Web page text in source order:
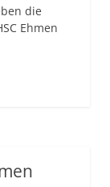
die
Ehmen